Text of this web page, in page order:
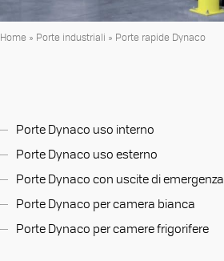
Home » Porte industriali » Porte rapide Dynaco
Porte Dynaco uso interno
Porte Dynaco uso esterno
Porte Dynaco con uscite di emergenza
Porte Dynaco per camera bianca
Porte Dynaco per camere frigorifere